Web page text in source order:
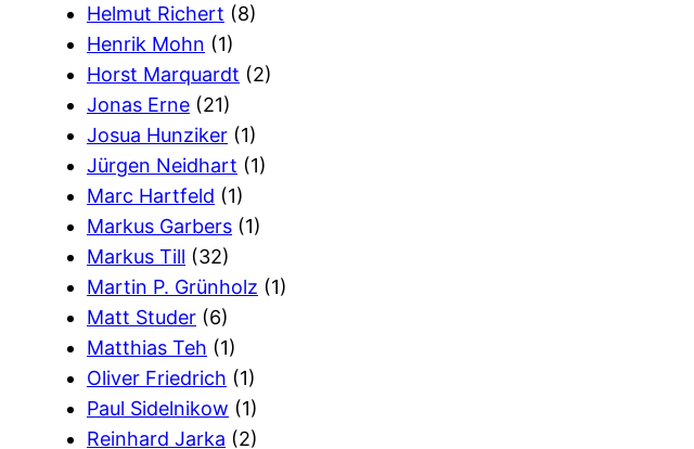
Helmut Richert (8)
Henrik Mohn (1)
Horst Marquardt (2)
Jonas Erne (21)
Josua Hunziker (1)
Jürgen Neidhart (1)
Marc Hartfeld (1)
Markus Garbers (1)
Markus Till (32)
Martin P. Grünholz (1)
Matt Studer (6)
Matthias Teh (1)
Oliver Friedrich (1)
Paul Sidelnikow (1)
Reinhard Jarka (2)